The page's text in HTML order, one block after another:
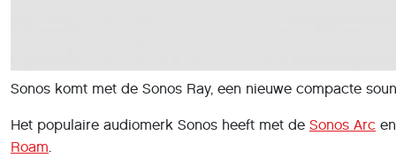
Sonos komt met de Sonos Ray, een nieuwe compacte
Het populaire audiomerk Sonos heeft met de Sonos Arc
Roam.